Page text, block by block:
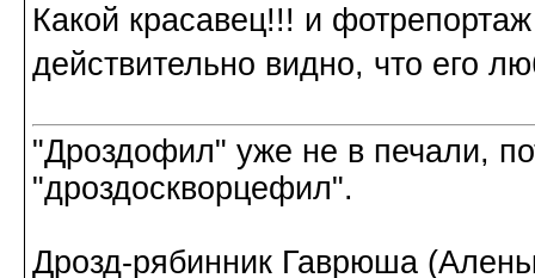
Какой красавец!!! и
действительно видно, что его
"Дроздофил" уже не в печали,
"дроздоскворцефил".
Дрозд-рябинник Гаврюша